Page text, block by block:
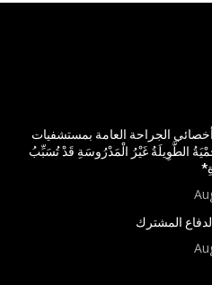
الجراحة العامة بمستشفيات
الطَّوِيلَةُ غَيْرُ الْمَدْرُوسَةِ قَدْ تُسَبِّبُ
المشترك